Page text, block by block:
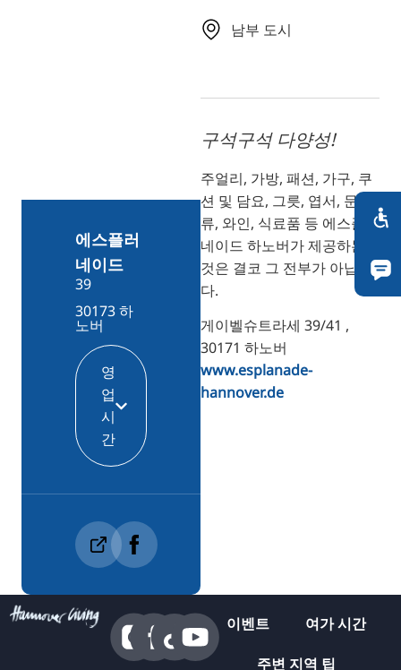
남부 도시
구석구석 다양성!
주얼리, 가방, 패션, 가구, 쿠
션 및 담요, 그릇, 엽서, 문구
류, 와인, 식료품 등 에스플러
네이드 하노버가 제공하는
것은 결코 그 전부가 아닙니
다.
게이벨슈트라세 39/41 ,
30171 하노버
www.esplanade-
hannover.de
에스플러
네이드
39
30173 하
노버
영
업
시
간
이벤트 여가 시간
주변 지역 팁